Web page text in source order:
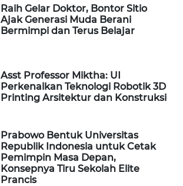
Raih Gelar Doktor, Bontor Sitio
Ajak Generasi Muda Berani
Bermimpi dan Terus Belajar
Asst Professor Miktha: UI
Perkenalkan Teknologi Robotik 3D
Printing Arsitektur dan Konstruksi
Prabowo Bentuk Universitas
Republik Indonesia untuk Cetak
Pemimpin Masa Depan,
Konsepnya Tiru Sekolah Elite
Prancis